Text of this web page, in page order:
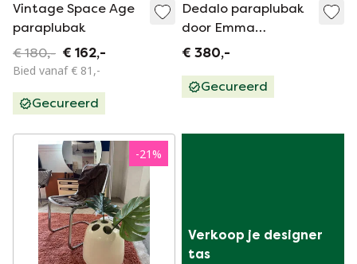
Vintage Space Age
paraplubak
€ 180,- € 162,-
Bied vanaf € 81,-
Gecureerd
Dedalo paraplubak
door Emma
Gismondi
Artemide, jaren '70
€ 380,-
Gecureerd
-21%
Verkoop je designer
tas